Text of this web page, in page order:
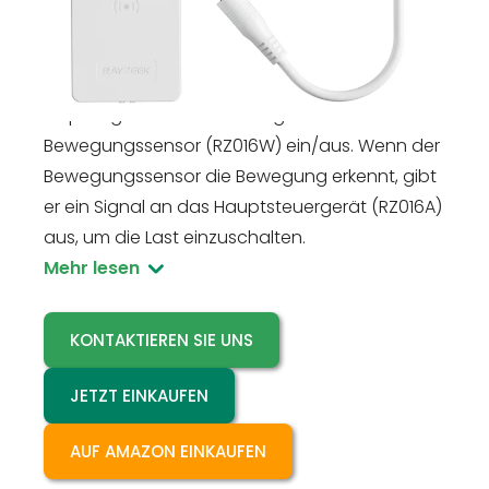
Der RZ016A ist das Hauptsteuergerät, das mit
der Last verbunden ist. Der RZ016A schaltet die
Last durch Drücken der Taste oder durch den
Empfang des drahtlosen Signals vom
Bewegungssensor (RZ016W) ein/aus. Wenn der
Bewegungssensor die Bewegung erkennt, gibt
er ein Signal an das Hauptsteuergerät (RZ016A)
aus, um die Last einzuschalten.
Mehr lesen
KONTAKTIEREN SIE UNS
JETZT EINKAUFEN
AUF AMAZON EINKAUFEN